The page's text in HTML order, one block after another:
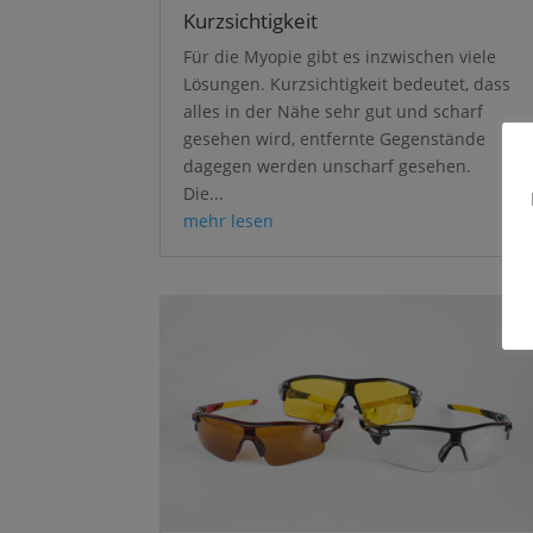
Kurzsichtigkeit
Für die Myopie gibt es inzwischen viele
Lösungen. Kurzsichtigkeit bedeutet, dass
alles in der Nähe sehr gut und scharf
gesehen wird, entfernte Gegenstände
dagegen werden unscharf gesehen.
Die...
mehr lesen